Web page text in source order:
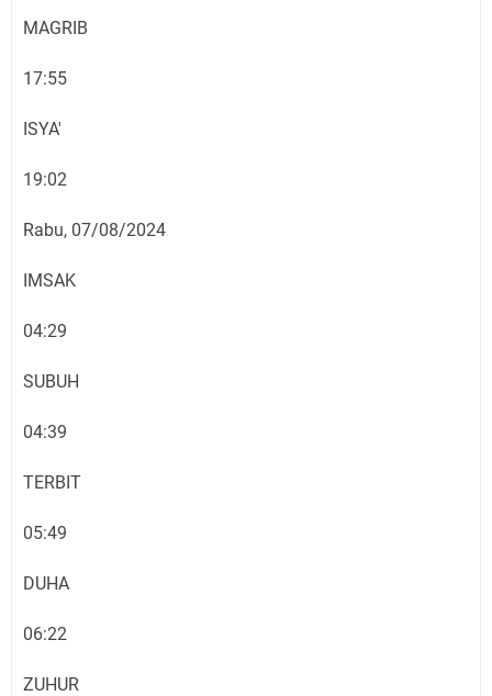
MAGRIB
17:55
ISYA'
19:02
Rabu, 07/08/2024
IMSAK
04:29
SUBUH
04:39
TERBIT
05:49
DUHA
06:22
ZUHUR